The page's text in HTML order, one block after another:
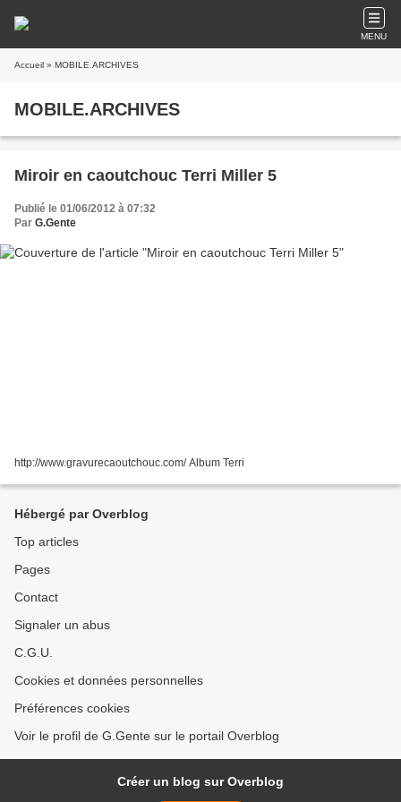
MENU
Accueil » MOBILE.ARCHIVES
MOBILE.ARCHIVES
Miroir en caoutchouc Terri Miller 5
Publié le 01/06/2012 à 07:32
Par G.Gente
http://www.gravurecaoutchouc.com/ Album Terri
Hébergé par Overblog
Top articles
Pages
Contact
Signaler un abus
C.G.U.
Cookies et données personnelles
Préférences cookies
Voir le profil de G.Gente sur le portail Overblog
Créer un blog sur Overblog